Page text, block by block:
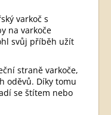
varkoč s
na varkoče
svůj příběh užít
straně varkoče,
oděvů. Díky tomu
se štítem nebo